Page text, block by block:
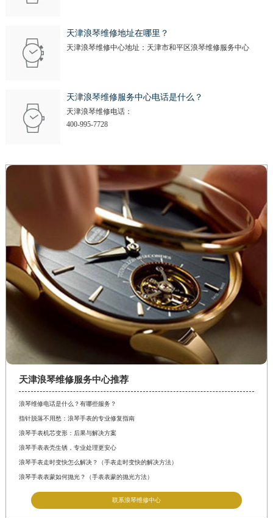
天津浪琴维修地址在哪里？
天津浪琴维修中心地址：天津市和平区浪琴维修服务中心
天津浪琴维修服务中心电话是什么？
天津浪琴维修电话：
400-995-7728
天津浪琴维修服务中心推荐
浪琴维修电话是什么？有哪些服务？
指针脱落不用愁：浪琴手表的专业修复指南
浪琴手表机芯变形：后果与解决方案
浪琴手表表壳生锈，专业处理更安心
浪琴手表走时变快怎么解决？（手表走时变快的解决方法）
浪琴手表表蒙如何抛光？（手表表蒙的抛光方法）
联系浪琴维修中心